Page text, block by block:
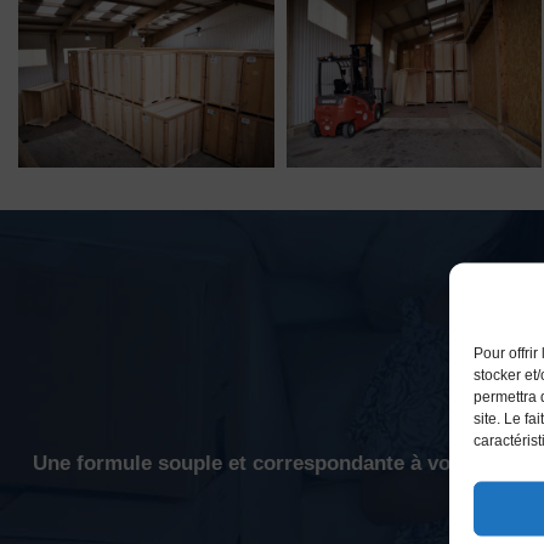
Pour offrir
stocker
permettra
site. Le
Une formule souple et correspondante à vos